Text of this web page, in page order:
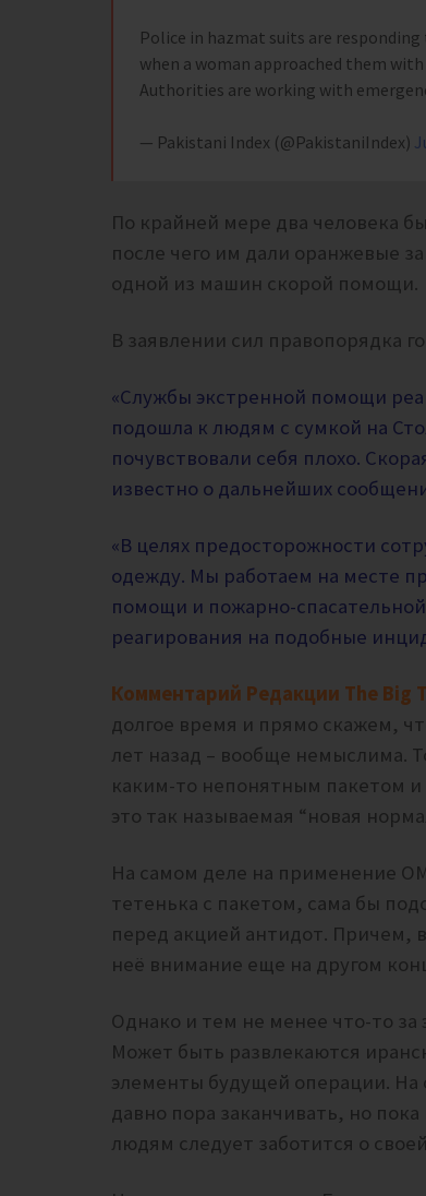
Police in hazmat suits are
when a woman approached them with
Authorities are working with
— Pakistani Index (@PakistaniIndex)
По крайней мере два человека
после чего им дали оранжевые
одной из машин скорой помощи.
В заявлении сил правопорядка
«Службы экстренной помощи
подошла к людям с сумкой на
почувствовали себя плохо.
известно о дальнейших
«В целях предосторожности
одежду. Мы работаем на месте
помощи и пожарно-
реагирования на подобные
Комментарий Редакции The Big
долгое время и прямо скажем,
лет назад – вообще немыслима.
каким-то непонятным пакетом и
это так называемая “новая
На самом деле на применение
тетенька с пакетом, сама бы
перед акцией антидот. Причем,
неё внимание еще на другом
Однако и тем не менее что-то
Может быть развлекаются
элементы будущей операции.
давно пора заканчивать, но
людям следует заботится о